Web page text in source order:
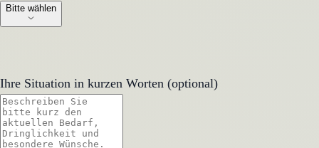
Bitte wählen
Ihre Situation in kurzen Worten (optional)